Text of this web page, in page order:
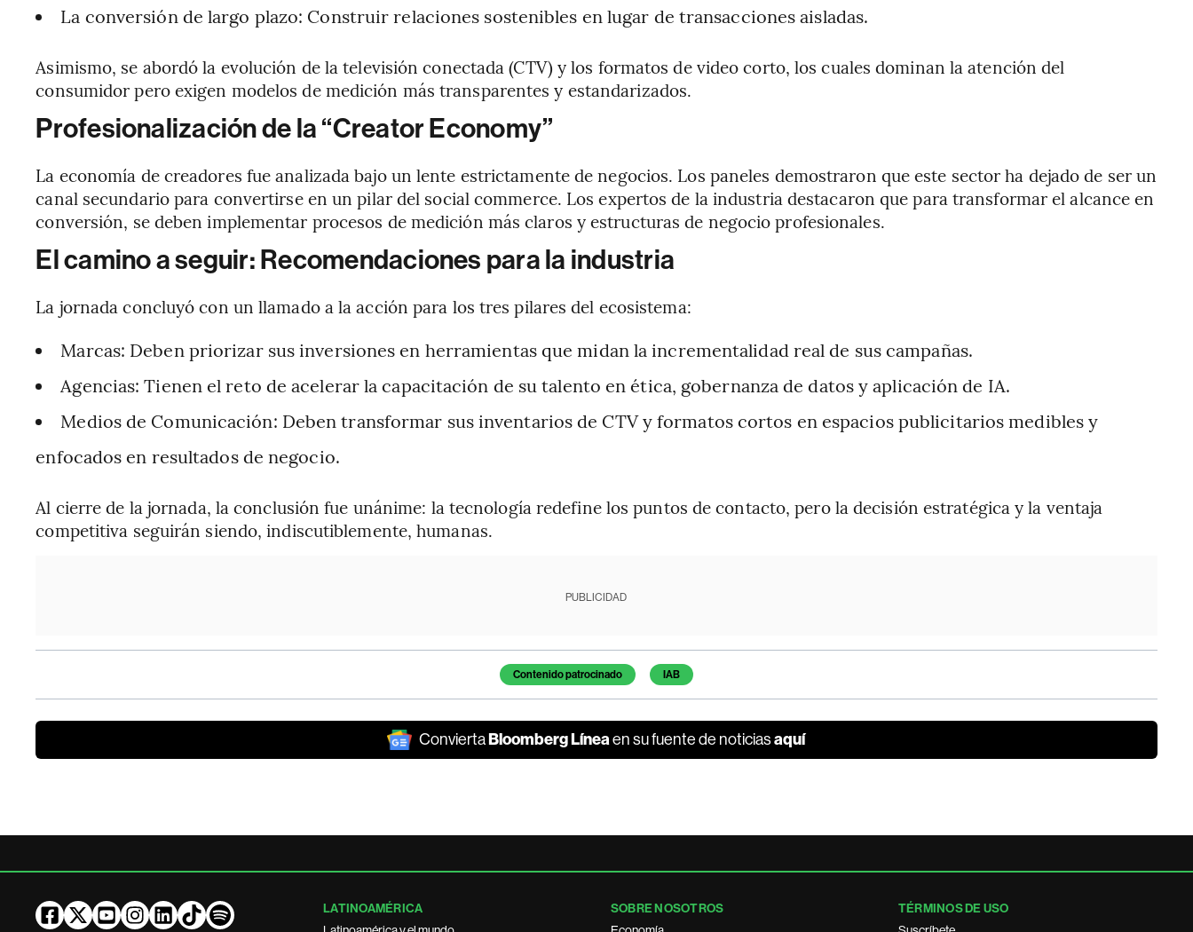
La conversión de largo plazo: Construir relaciones sostenibles en lugar de transacciones aisladas.
Asimismo, se abordó la evolución de la televisión conectada (CTV) y los formatos de video corto, los cuales dominan la atención del
consumidor pero exigen modelos de medición más transparentes y estandarizados.
Profesionalización de la “Creator Economy”
La economía de creadores fue analizada bajo un lente estrictamente de negocios. Los paneles demostraron que este sector ha dejado de ser un
canal secundario para convertirse en un pilar del social commerce. Los expertos de la industria destacaron que para transformar el alcance en
conversión, se deben implementar procesos de medición más claros y estructuras de negocio profesionales.
El camino a seguir: Recomendaciones para la industria
La jornada concluyó con un llamado a la acción para los tres pilares del ecosistema:
Marcas: Deben priorizar sus inversiones en herramientas que midan la incrementalidad real de sus campañas.
Agencias: Tienen el reto de acelerar la capacitación de su talento en ética, gobernanza de datos y aplicación de IA.
Medios de Comunicación: Deben transformar sus inventarios de CTV y formatos cortos en espacios publicitarios medibles y
enfocados en resultados de negocio.
Al cierre de la jornada, la conclusión fue unánime: la tecnología redefine los puntos de contacto, pero la decisión estratégica y la ventaja
competitiva seguirán siendo, indiscutiblemente, humanas.
PUBLICIDAD
Contenido patrocinado IAB
ConviertaBloomberg Líneaen su fuente de noticiasaquí
LATINOAMÉRICA SOBRE NOSOTROS TÉRMINOS DE USO